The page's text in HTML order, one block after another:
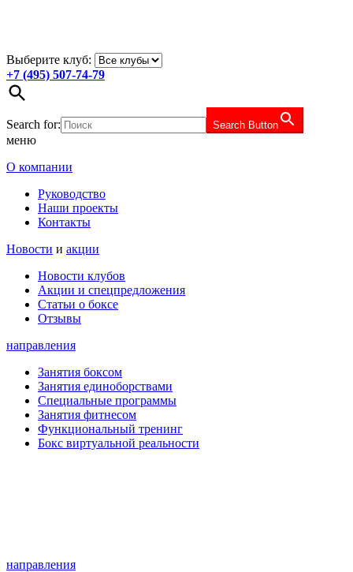
Выберите клуб:
+7 (495) 507-74-79
Search for: Search Button
меню
О компании
Руководство
Наши проекты
Контакты
Новости и акции
Новости клубов
Акции и спецпредложения
Статьи о боксе
Отзывы
направления
Занятия боксом
Занятия единоборствами
Специальные программы
Занятия фитнесом
Функциональный тренинг
Бокс виртуальной реальности
направления